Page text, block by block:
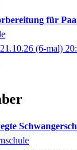
für
(6-mal)